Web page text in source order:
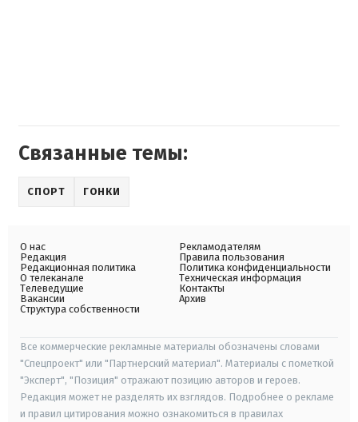
Связанные темы:
СПОРТ ГОНКИ
О нас
Редакция
Редакционная политика
О телеканале
Телеведущие
Вакансии
Структура собственности
Рекламодателям
Правила пользования
Политика конфиденциальности
Техническая информация
Контакты
Архив
Все коммерческие рекламные материалы обозначены словами
"Спецпроект" или "Партнерский материал". Материалы с пометкой
"Эксперт", "Позиция" отражают позицию авторов и героев.
Редакция может не разделять их взглядов. Подробнее о рекламе
и правил цитирования можно ознакомиться в правилах